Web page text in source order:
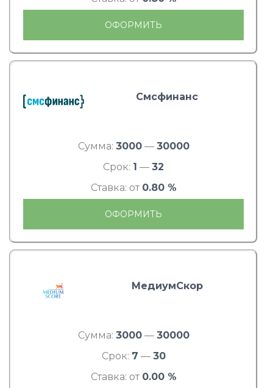
ОФОРМИТЬ
Смсфинанс
Сумма: 3000— 30000
Срок: 1 — 32
Ставка: от 0.80 %
ОФОРМИТЬ
МедиумСкор
Сумма: 3000— 30000
Срок: 7 — 30
Ставка: от 0.00 %